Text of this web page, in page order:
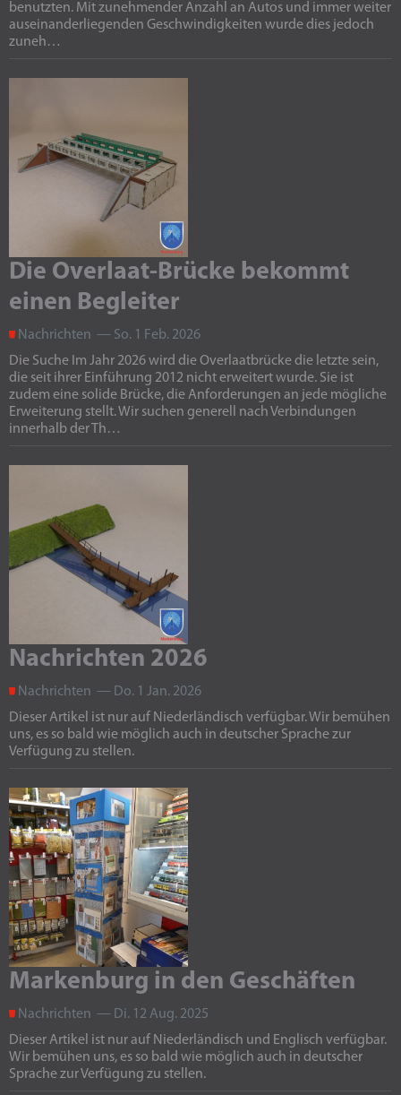
benutzten. Mit zunehmender Anzahl an Autos und immer weiter
auseinanderliegenden Geschwindigkeiten wurde dies jedoch
zuneh…
Die Overlaat-Brücke bekommt
einen Begleiter
Nachrichten — So. 1 Feb. 2026
Die Suche Im Jahr 2026 wird die Overlaatbrücke die letzte sein,
die seit ihrer Einführung 2012 nicht erweitert wurde. Sie ist
zudem eine solide Brücke, die Anforderungen an jede mögliche
Erweiterung stellt. Wir suchen generell nach Verbindungen
innerhalb der Th…
Nachrichten 2026
Nachrichten — Do. 1 Jan. 2026
Dieser Artikel ist nur auf Niederländisch verfügbar. Wir bemühen
uns, es so bald wie möglich auch in deutscher Sprache zur
Verfügung zu stellen.
Markenburg in den Geschäften
Nachrichten — Di. 12 Aug. 2025
Dieser Artikel ist nur auf Niederländisch und Englisch verfügbar.
Wir bemühen uns, es so bald wie möglich auch in deutscher
Sprache zur Verfügung zu stellen.